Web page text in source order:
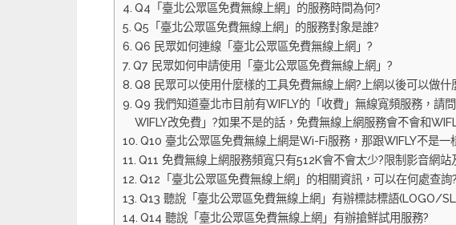
Q4「臺北公眾區免費無線上網」的服務時間為何?
Q5「臺北公眾區免費無線上網」的服務對象是誰?
Q6 民眾如何連線「臺北公眾區免費無線上網」?
Q7 民眾如何申請使用「臺北公眾區免費無線上網」?
Q8 民眾可以使用什麼樣的工具免費無線上網?上網以後可以做什
Q9 我們知道臺北市目前有WIFLY的「收費」無線寬頻服務，請
WIFLY改免費」?如果不是的話，免費無線上網服務會不會和
Q10 臺北公眾區免費無線上網是Wi-Fi服務，那跟WIFLY不是一
Q11 免費無線上網服務頻寬只有512K會不會太少?限制影音網站
Q12「臺北公眾區免費無線上網」的相關資訊，可以在何處查詢?
Q13 聽說「臺北公眾區免費無線上網」有辦標誌標語(LOGO/
Q14 聽說「臺北公眾區免費無線上網」有辦搶鮮試用服務?